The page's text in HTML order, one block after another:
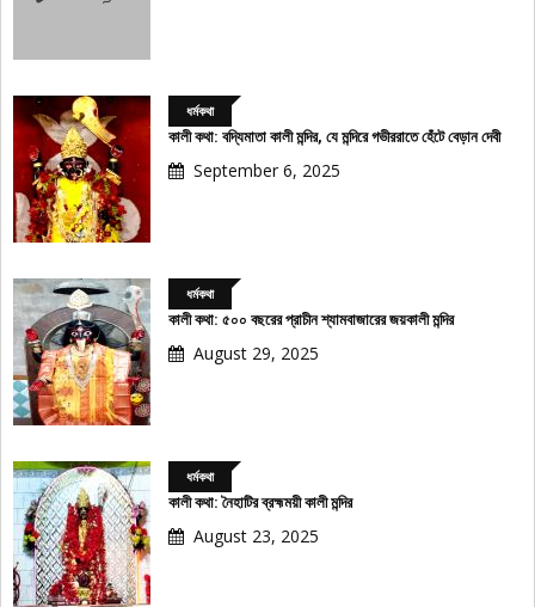
ধর্মকথা
কালী কথা: বদ্যিমাতা কালী মন্দির, যে মন্দিরে গভীররাতে হেঁটে বেড়ান দেবী
September 6, 2025
ধর্মকথা
কালী কথা: ৫০০ বছরের প্রাচীন শ্যামবাজারের জয়কালী মন্দির
August 29, 2025
ধর্মকথা
কালী কথা: নৈহাটির ব্রহ্মময়ী কালী মন্দির
August 23, 2025